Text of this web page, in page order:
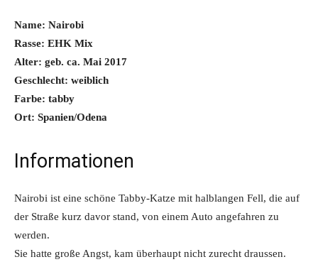
Name: Nairobi
Rasse: EHK Mix
Alter: geb. ca. Mai 2017
Geschlecht: weiblich
Farbe: tabby
Ort: Spanien/Odena
Informationen
Nairobi ist eine schöne Tabby-Katze mit halblangen Fell, die auf
der Straße kurz davor stand, von einem Auto angefahren zu
werden.
Sie hatte große Angst, kam überhaupt nicht zurecht draussen.